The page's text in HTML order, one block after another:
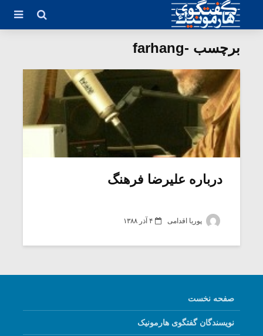
برچسب -farhang
درباره علیرضا فرهنگ
پوریا اقدامی ۴ آذر ۱۳۸۸
صفحه نخست
نویسندگان گفتگوی هارمونیک